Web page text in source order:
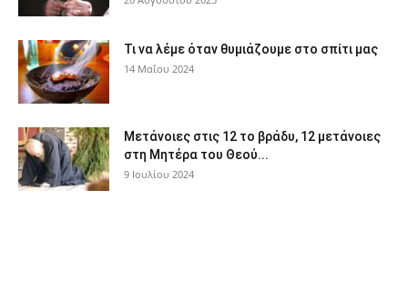
Τι να λέμε όταν θυμιάζουμε στο σπίτι μας
14 Μαΐου 2024
Μετάνοιες στις 12 το βράδυ, 12 μετάνοιες
στη Μητέρα του Θεού...
9 Ιουλίου 2024